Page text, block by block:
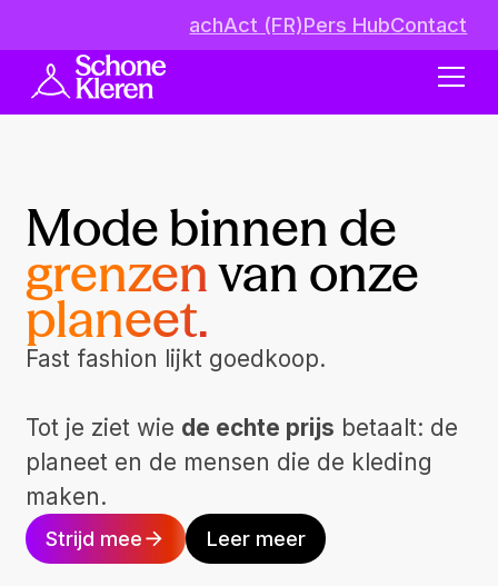
achAct (FR)Pers HubContact
Mode binnen de
grenzenvan onze
planeet.
Fast fashion lijkt goedkoop.
Tot je ziet wie de echte prijs betaalt: de
planeet en de mensen die de kleding
maken.
Strijd mee Leer meer